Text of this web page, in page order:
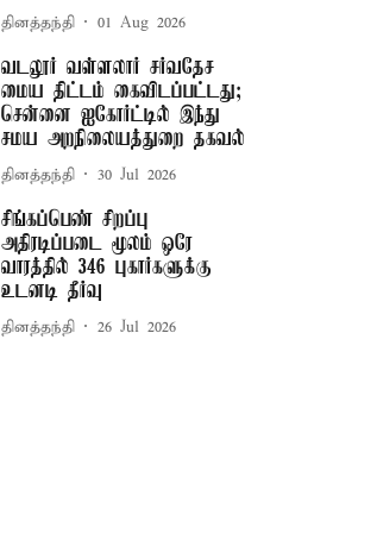
தினத்தந்தி 01 Aug 2026
வடலூர் வள்ளலார் சர்வதேச
மைய திட்டம் கைவிடப்பட்டது;
சென்னை ஐகோர்ட்டில் இந்து
சமய அறநிலையத்துறை தகவல்
தினத்தந்தி 30 Jul 2026
சிங்கப்பெண் சிறப்பு
அதிரடிப்படை மூலம் ஒரே
வாரத்தில் 346 புகார்களுக்கு
உடனடி தீர்வு
தினத்தந்தி 26 Jul 2026